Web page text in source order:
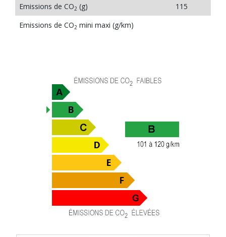
Emissions de CO2 (g)
115
Emissions de CO2 mini maxi (g/km)